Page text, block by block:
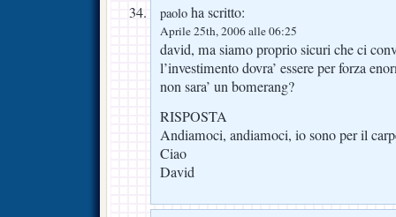
paolo ha scritto:
Aprile 25th, 2006 alle 06:25
david, ma siamo proprio sicuri che ci
l’investimento dovra’ essere per forza
non sara’ un bomerang?
RISPOSTA
Andiamoci, andiamoci, io sono per il
Ciao
David